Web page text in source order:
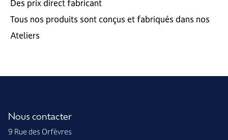
Des prix direct fabricant
Tous nos produits sont conçus et fabriqués dans nos
Ateliers
Nous contacter
9 Rue des Orfèvres